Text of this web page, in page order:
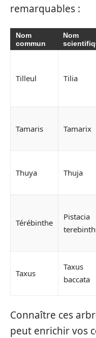
remarquables :
Nom
commun
Nom
Tilleul Tilia
Tamaris Tamarix
Thuya Thuja
Térébinthe
Pistacia
Taxus
Taxus
baccata
Connaître ces
peut enrichir vos